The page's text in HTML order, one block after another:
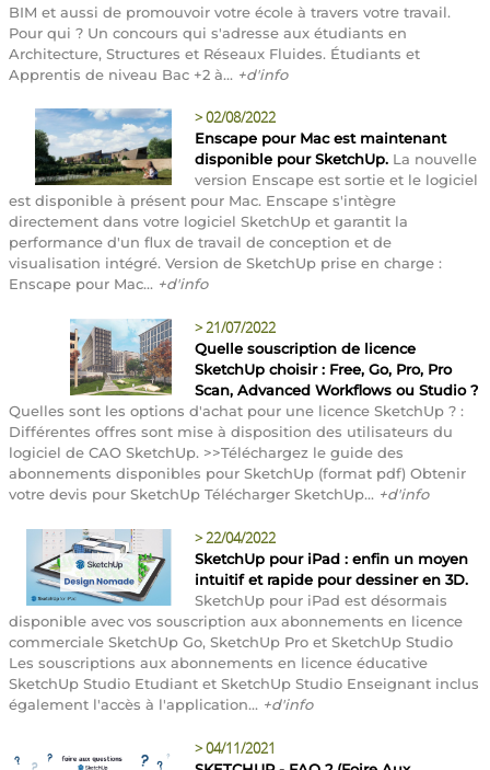
BIM et aussi de promouvoir votre école à travers votre travail.
Pour qui ? Un concours qui s'adresse aux étudiants en
Architecture, Structures et Réseaux Fluides. Étudiants et
Apprentis de niveau Bac +2 à... +d'info
>02/08/2022
Enscape pour Mac est maintenant
disponible pour SketchUp. La nouvelle
version Enscape est sortie et le logiciel
est disponible à présent pour Mac. Enscape s'intègre
directement dans votre logiciel SketchUp et garantit la
performance d'un flux de travail de conception et de
visualisation intégré. Version de SketchUp prise en charge :
Enscape pour Mac... +d'info
>21/07/2022
Quelle souscription de licence
SketchUp choisir : Free, Go, Pro, Pro
Scan, Advanced Workflows ou Studio ?
Quelles sont les options d'achat pour une licence SketchUp ? :
Différentes offres sont mise à disposition des utilisateurs du
logiciel de CAO SketchUp. >>Téléchargez le guide des
abonnements disponibles pour SketchUp (format pdf) Obtenir
votre devis pour SketchUp Télécharger SketchUp... +d'info
>22/04/2022
SketchUp pour iPad : enfin un moyen
intuitif et rapide pour dessiner en 3D.
SketchUp pour iPad est désormais
disponible avec vos souscription aux abonnements en licence
commerciale SketchUp Go, SketchUp Pro et SketchUp Studio
Les souscriptions aux abonnements en licence éducative
SketchUp Studio Etudiant et SketchUp Studio Enseignant inclus
également l'accès à l'application... +d'info
>04/11/2021